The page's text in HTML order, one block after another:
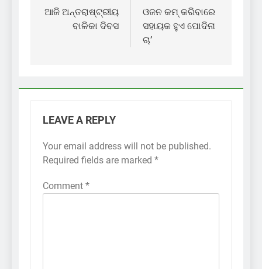
navigation
ଆଜି ଅନ୍ତରାଷ୍ଟ୍ରୀୟ
ବାଳିକା ଦିବସ
ଓଜନ କମ୍ କରିବାରେ
ସହାୟକ ହୁଏ ପୋଦିନା
ଚା’
LEAVE A REPLY
Your email address will not be published.
Required fields are marked *
Comment *